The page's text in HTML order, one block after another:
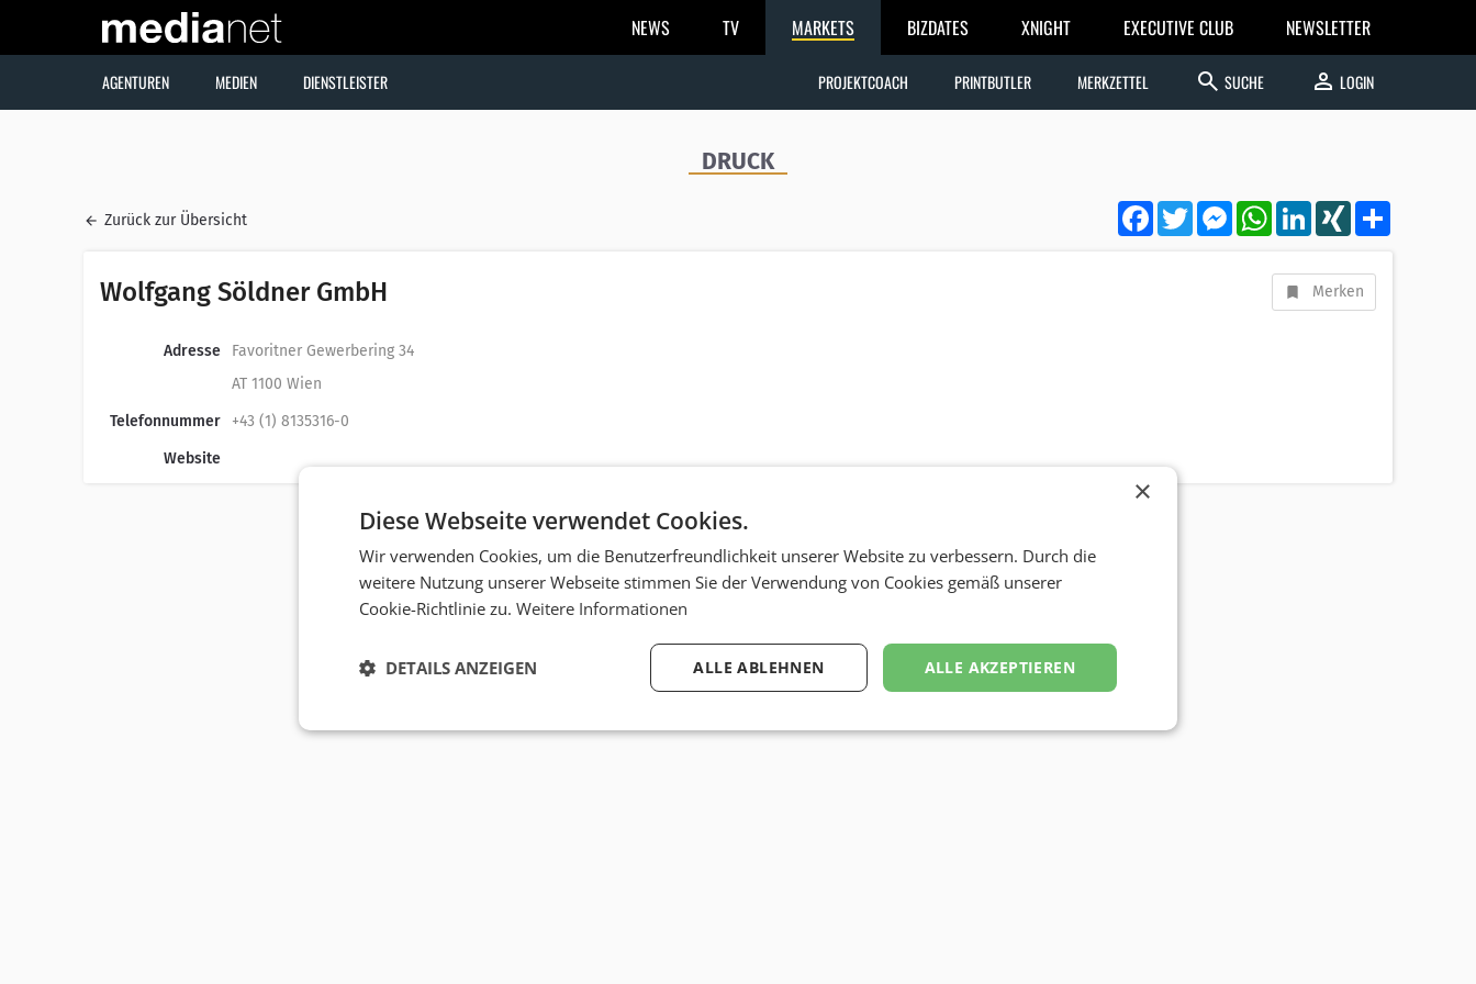
NEWS TV MARKETS BIZDATES XNIGHT EXECUTIVE CLUB NEWSLETTER
AGENTUREN MEDIEN DIENSTLEISTER PROJEKTCOACH PRINTBUTLER MERKZETTEL search SUCHE person LOGIN
DRUCK
Zurück zur Übersicht
FacebookTwitterMessengerWhatsApp
LinkedInXING
Wolfgang Söldner GmbH Merken
Adresse
Favoritner Gewerbering 34
AT 1100 Wien
Telefonnummer
+43 (1) 8135316-0
Website
×
Diese Webseite verwendet Cookies.
Wir verwenden Cookies, um die Benutzerfreundlichkeit unserer Website zu verbessern. Durch die
weitere Nutzung unserer Webseite stimmen Sie der Verwendung von Cookies gemäß unserer
Cookie-Richtlinie zu. Weitere Informationen
ALLE AKZEPTIEREN
ALLE ABLEHNEN
DETAILS ANZEIGEN